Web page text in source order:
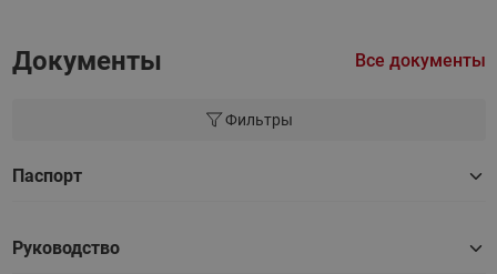
Документы Все документы
Фильтры
Паспорт
Руководство